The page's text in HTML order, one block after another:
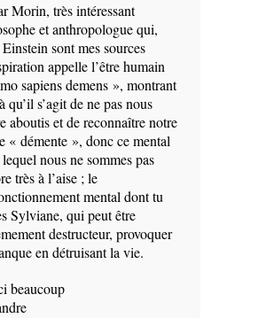
Morin, très intéressant
et anthropologue qui,
sont mes sources
appelle l’être humain
sapiens demens », montrant
qu’il s’agit de ne pas nous
aboutis et de reconnaître notre
« démente », donc ce mental
nous ne sommes pas
très à l’aise ; le
mental dont tu
Sylviane, qui peut être
destructeur, provoquer
en détruisant la vie.
beaucoup